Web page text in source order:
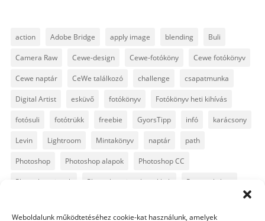
Weboldalunk működtetéséhez cookie-kat használunk, amelyek
action Adobe Bridge apply image blending Buli
Camera Raw Cewe-design Cewe-fotóköny Cewe fotókönyv
Cewe naptár CeWe találkozó challenge csapatmunka
Digital Artist esküvő fotókönyv Fotókönyv heti kihívás
fotósuli fotótrükk freebie GyorsTipp infó karácsony
Levin Lightroom Mintakönyv naptár path
Photoshop Photoshop alapok Photoshop CC
Photoshop tippek Photoshop tippek, trükkök Postworkshop